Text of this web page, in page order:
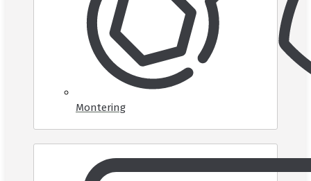
Montering